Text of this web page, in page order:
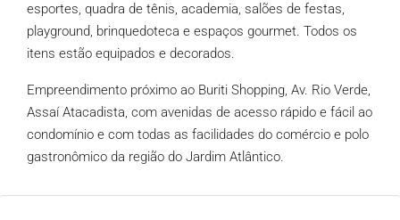
esportes, quadra de tênis, academia, salões de festas,
playground, brinquedoteca e espaços gourmet. Todos os
itens estão equipados e decorados.
Empreendimento próximo ao Buriti Shopping, Av. Rio Verde,
Assaí Atacadista, com avenidas de acesso rápido e fácil ao
condomínio e com todas as facilidades do comércio e polo
gastronômico da região do Jardim Atlântico.